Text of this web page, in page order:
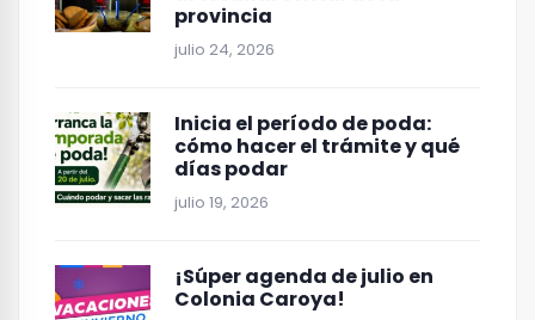
provincia
julio 24, 2026
Inicia el período de poda:
cómo hacer el trámite y qué
días podar
julio 19, 2026
¡Súper agenda de julio en
Colonia Caroya!